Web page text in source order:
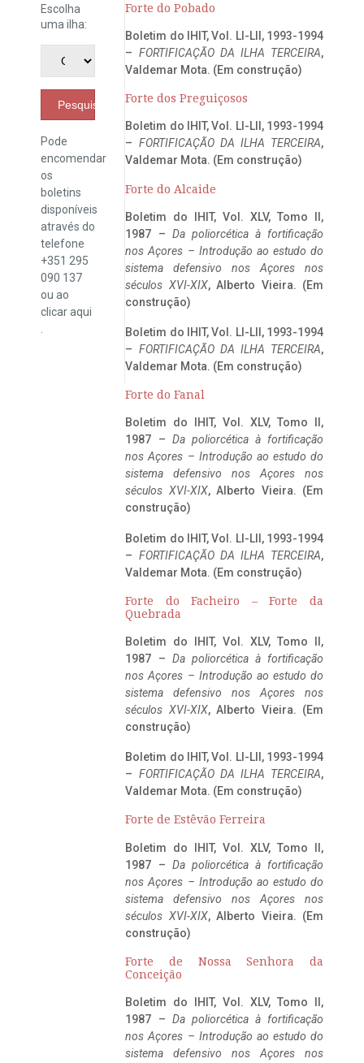
Escolha
uma ilha:
Pesquisar
Pode
encomendar
os
boletins
disponíveis
através do
telefone
+351 295
090 137
ou ao
clicaraqui
Forte do Pobado
Boletim do IHIT, Vol. LI-LII, 1993-1994
– FORTIFICAÇÃO DA ILHA TERCEIRA,
Valdemar Mota. (Em construção)
Forte dos Preguiçosos
Boletim do IHIT, Vol. LI-LII, 1993-1994
– FORTIFICAÇÃO DA ILHA TERCEIRA,
Valdemar Mota. (Em construção)
Forte do Alcaide
Boletim do IHIT, Vol. XLV, Tomo II,
1987 – Da poliorcética à fortificação
nos Açores – Introdução ao estudo do
sistema defensivo nos Açores nos
séculos XVI-XIX, Alberto Vieira. (Em
construção)
Boletim do IHIT, Vol. LI-LII, 1993-1994
– FORTIFICAÇÃO DA ILHA TERCEIRA,
Valdemar Mota. (Em construção)
Forte do Fanal
Boletim do IHIT, Vol. XLV, Tomo II,
1987 – Da poliorcética à fortificação
nos Açores – Introdução ao estudo do
sistema defensivo nos Açores nos
séculos XVI-XIX, Alberto Vieira. (Em
construção)
Boletim do IHIT, Vol. LI-LII, 1993-1994
– FORTIFICAÇÃO DA ILHA TERCEIRA,
Valdemar Mota. (Em construção)
Forte do Facheiro – Forte da
Quebrada
Boletim do IHIT, Vol. XLV, Tomo II,
1987 – Da poliorcética à fortificação
nos Açores – Introdução ao estudo do
sistema defensivo nos Açores nos
séculos XVI-XIX, Alberto Vieira. (Em
construção)
Boletim do IHIT, Vol. LI-LII, 1993-1994
– FORTIFICAÇÃO DA ILHA TERCEIRA,
Valdemar Mota. (Em construção)
Forte de Estêvão Ferreira
Boletim do IHIT, Vol. XLV, Tomo II,
1987 – Da poliorcética à fortificação
nos Açores – Introdução ao estudo do
sistema defensivo nos Açores nos
séculos XVI-XIX, Alberto Vieira. (Em
construção)
Forte de Nossa Senhora da
Conceição
Boletim do IHIT, Vol. XLV, Tomo II,
1987 – Da poliorcética à fortificação
nos Açores – Introdução ao estudo do
sistema defensivo nos Açores nos